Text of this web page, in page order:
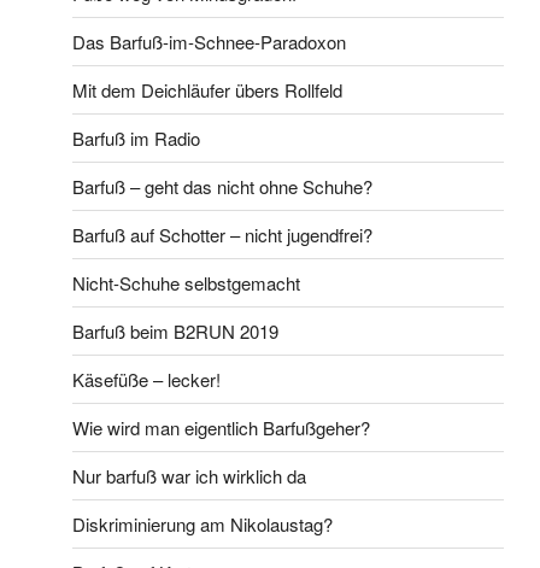
Das Barfuß-im-Schnee-Paradoxon
Mit dem Deichläufer übers Rollfeld
Barfuß im Radio
Barfuß – geht das nicht ohne Schuhe?
Barfuß auf Schotter – nicht jugendfrei?
Nicht-Schuhe selbstgemacht
Barfuß beim B2RUN 2019
Käsefüße – lecker!
Wie wird man eigentlich Barfußgeher?
Nur barfuß war ich wirklich da
Diskriminierung am Nikolaustag?